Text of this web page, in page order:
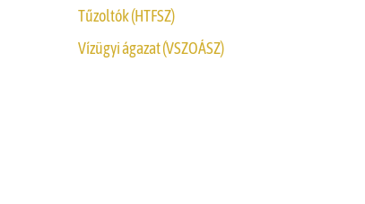
Tűzoltók (HTFSZ)
Vízügyi ágazat (VSZOÁSZ)